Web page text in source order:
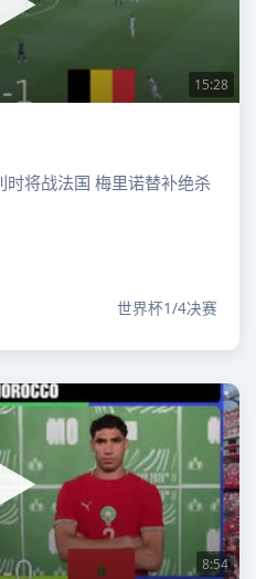
15:28
将战法国 梅里诺替补绝杀
世界杯1/4决赛
8:54